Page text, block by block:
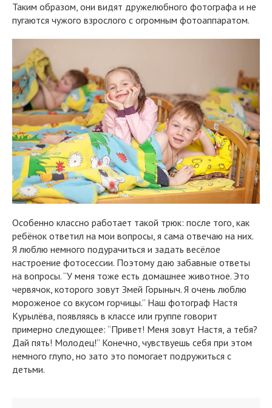
Таким образом, они видят дружелюбного фотографа и не
пугаются чужого взрослого с огромным фотоаппаратом.
Особенно классно работает такой трюк: после того, как
ребёнок ответил на мои вопросы, я сама отвечаю на них.
Я люблю немного подурачиться и задать весёлое
настроение фотосессии. Поэтому даю забавные ответы
на вопросы. “У меня тоже есть домашнее животное. Это
червячок, которого зовут Змей Горыныч. Я очень люблю
мороженое со вкусом горчицы.” Наш фотограф Настя
Курылёва, появляясь в классе или группе говорит
примерно следующее: “Привет! Меня зовут Настя, а тебя?
Дай пять! Молодец!” Конечно, чувствуешь себя при этом
немного глупо, но зато это помогает подружиться с
детьми.